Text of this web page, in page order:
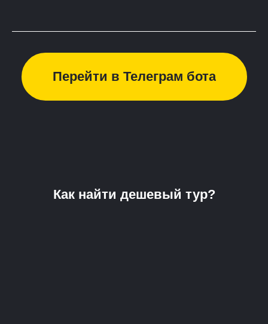
Перейти в Телеграм бота
Как найти дешевый тур?